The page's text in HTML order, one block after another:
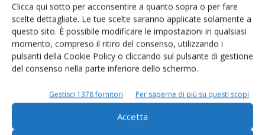
Clicca qui sotto per acconsentire a quanto sopra o per fare
scelte dettagliate. Le tue scelte saranno applicate solamente a
questo sito. È possibile modificare le impostazioni in qualsiasi
momento, compreso il ritiro del consenso, utilizzando i
pulsanti della Cookie Policy o cliccando sul pulsante di gestione
del consenso nella parte inferiore dello schermo.
Gestisci 1378 fornitori Per saperne di più su questi scopi
Accetta
Rimani aggiornato sul mondo
dell’agricoltura
Iscriviti alle nostre newsletter